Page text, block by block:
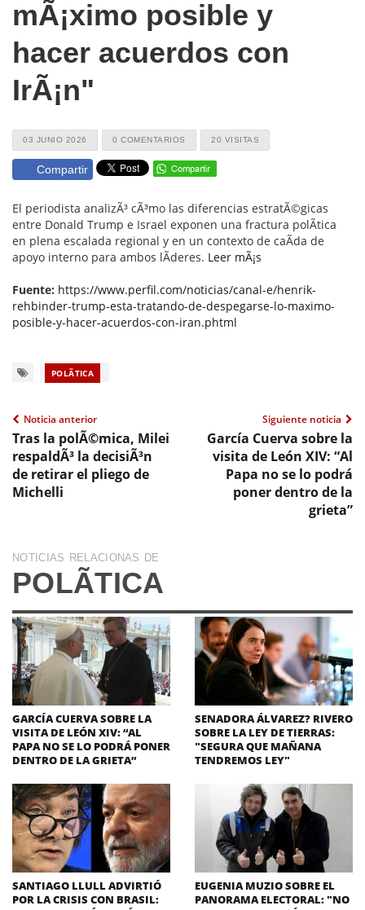
mÃ¡ximo posible y
hacer acuerdos con
IrÃ¡n"
03 JUNIO 2026 0 COMENTARIOS 20 VISITAS
Compartir
El periodista analizÃ³ cÃ³mo las diferencias estratÃ©gicas
entre Donald Trump e Israel exponen una fractura polÃ­tica
en plena escalada regional y en un contexto de caÃ­da de
apoyo interno para ambos lÃ­deres. Leer mÃ¡s
Fuente: https://www.perfil.com/noticias/canal-e/henrik-
rehbinder-trump-esta-tratando-de-despegarse-lo-maximo-
posible-y-hacer-acuerdos-con-iran.phtml
POLÃ­TICA
Noticia anterior
Tras la polÃ©mica, Milei
respaldÃ³ la decisiÃ³n
de retirar el pliego de
Michelli
Siguiente noticia
García Cuerva sobre la
visita de León XIV: “Al
Papa no se lo podrá
poner dentro de la
grieta”
NOTICIAS RELACIONAS DE
POLÃ­TICA
GARCÍA CUERVA SOBRE LA
VISITA DE LEÓN XIV: “AL
PAPA NO SE LO PODRÁ PONER
DENTRO DE LA GRIETA”
SENADORA ÁLVAREZ? RIVERO
SOBRE LA LEY DE TIERRAS:
"SEGURA QUE MAÑANA
TENDREMOS LEY"
SANTIAGO LLULL ADVIRTIÓ
POR LA CRISIS CON BRASIL:
EUGENIA MUZIO SOBRE EL
PANORAMA ELECTORAL: "NO